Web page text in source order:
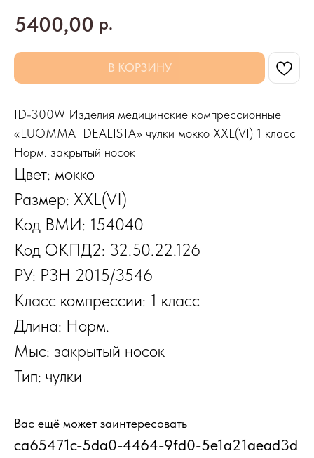
5400,00 р.
В КОРЗИНУ
ID-300W Изделия медицинские компрессионные
«LUOMMA IDEALISTA» чулки мокко XXL(VI) 1 класс
Норм. закрытый носок
Цвет: мокко
Размер: XXL(VI)
Код ВМИ: 154040
Код ОКПД2: 32.50.22.126
РУ: РЗН 2015/3546
Класс компрессии: 1 класс
Длина: Норм.
Мыс: закрытый носок
Тип: чулки
Вас ещё может заинтересовать
ca65471c-5da0-4464-9fd0-5e1a21aead3d